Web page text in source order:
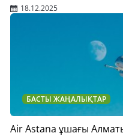
18.12.2025
БАСТЫ ЖАҢАЛЫҚТАР
Air Astana ұшағы